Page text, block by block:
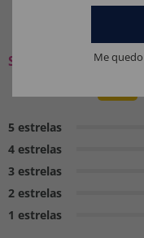
O QUE
Seja o primeiro a
5 estrelas
4 estrelas
3 estrelas
2 estrelas
1 estrelas
Me